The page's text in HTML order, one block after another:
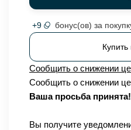
+9 бонус(ов) за
Купить
Сообщить о снижении
Сообщить о снижении
Ваша просьба принята!
Вы получите